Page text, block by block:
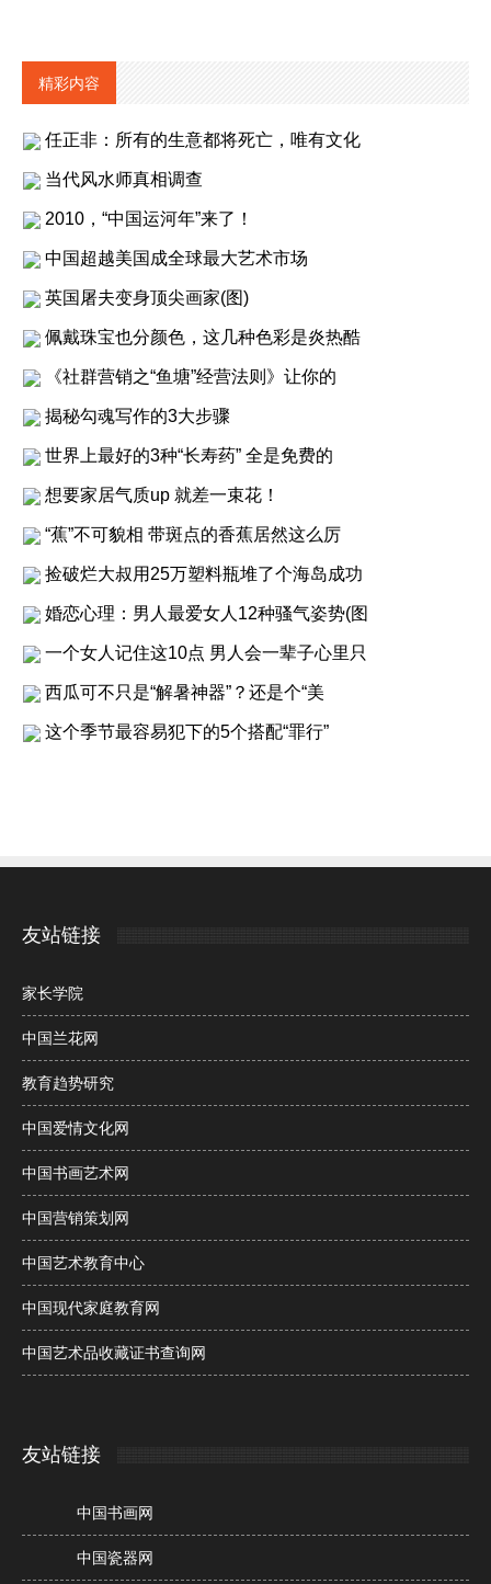
精彩内容
任正非：所有的生意都将死亡，唯有文化
当代风水师真相调查
2010，“中国运河年”来了！
中国超越美国成全球最大艺术市场
英国屠夫变身顶尖画家(图)
佩戴珠宝也分颜色，这几种色彩是炎热酷
《社群营销之“鱼塘”经营法则》让你的
揭秘勾魂写作的3大步骤
世界上最好的3种“长寿药” 全是免费的
想要家居气质up 就差一束花！
“蕉”不可貌相 带斑点的香蕉居然这么厉
捡破烂大叔用25万塑料瓶堆了个海岛成功
婚恋心理：男人最爱女人12种骚气姿势(图
一个女人记住这10点 男人会一辈子心里只
西瓜可不只是“解暑神器”？还是个“美
这个季节最容易犯下的5个搭配“罪行”
友站链接
家长学院
中国兰花网
教育趋势研究
中国爱情文化网
中国书画艺术网
中国营销策划网
中国艺术教育中心
中国现代家庭教育网
中国艺术品收藏证书查询网
友站链接
中国书画网
中国瓷器网